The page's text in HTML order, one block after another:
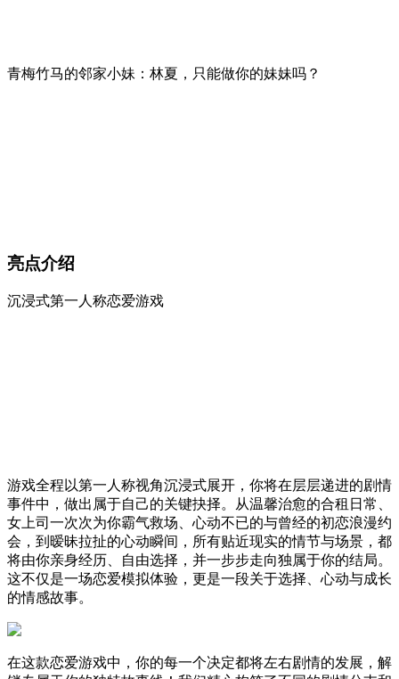
青梅竹马的邻家小妹：林夏，只能做你的妹妹吗？
亮点介绍
沉浸式第一人称恋爱游戏
游戏全程以第一人称视角沉浸式展开，你将在层层递进的剧情
事件中，做出属于自己的关键抉择。从温馨治愈的合租日常、
女上司一次次为你霸气救场、心动不已的与曾经的初恋浪漫约
会，到暧昧拉扯的心动瞬间，所有贴近现实的情节与场景，都
将由你亲身经历、自由选择，并一步步走向独属于你的结局。
这不仅是一场恋爱模拟体验，更是一段关于选择、心动与成长
的情感故事。
在这款恋爱游戏中，你的每一个决定都将左右剧情的发展，解